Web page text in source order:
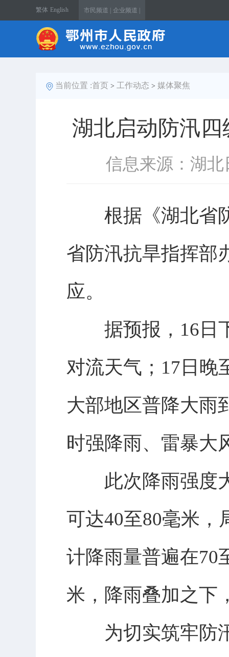
繁体 English 市民频道 | 企业频道 |
当前位置 :首页 > 工作动态 > 媒体聚焦
湖北启动防汛
信息来源：湖北
根据《湖北省防
省防汛抗旱指挥部
应。
据预报，16日下
对流天气；17日晚
大部地区普降大雨
时强降雨、雷暴大
此次降雨强度大
可达40至80毫米，
计降雨量普遍在70
米，降雨叠加之下
为切实筑牢防汛